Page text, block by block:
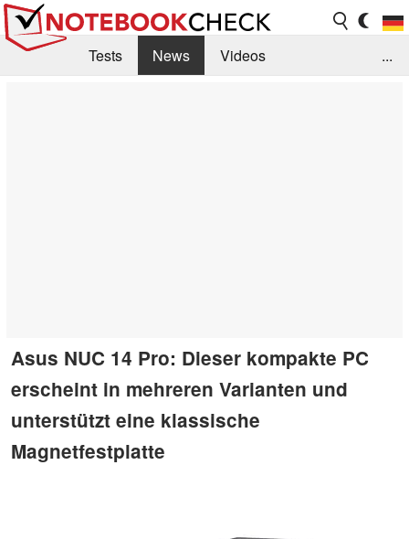
Tests News
Videos
...
Asus NUC 14 Pro: Dieser kompakte PC
erscheint in mehreren Varianten und
unterstützt eine klassische
Magnetfestplatte